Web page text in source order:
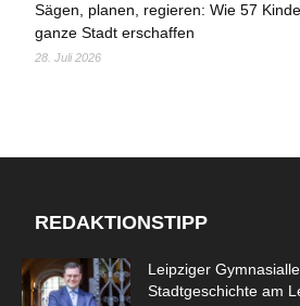
Sägen, planen, regieren: Wie 57
ganze Stadt erschaffen
28. Juli 2026
REDAKTIONSTIPP
Leipziger
Stadtgeschichte am